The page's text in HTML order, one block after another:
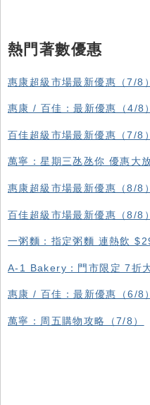
熱門著數優惠
惠康超級市場最新優惠（7/8）
惠康 / 百佳：最新優惠（4/8）
百佳超級市場最新優惠（7/8）
萬寧：星期三氹氹你 優惠大
惠康超級市場最新優惠（8/8）
百佳超級市場最新優惠（8/8）
一粥麵：指定粥麵 連熱飲
A-1 Bakery：門市限定 7折
惠康 / 百佳：最新優惠（6/8）
萬寧：周五購物攻略（7/8）